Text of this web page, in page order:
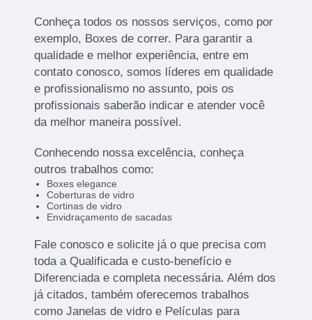
Conheça todos os nossos serviços, como por
exemplo, Boxes de correr. Para garantir a
qualidade e melhor experiência, entre em
contato conosco, somos líderes em qualidade
e profissionalismo no assunto, pois os
profissionais saberão indicar e atender você
da melhor maneira possível.
Conhecendo nossa excelência, conheça
outros trabalhos como:
Boxes elegance
Coberturas de vidro
Cortinas de vidro
Envidraçamento de sacadas
Fale conosco e solicite já o que precisa com
toda a Qualificada e custo-benefício e
Diferenciada e completa necessária. Além dos
já citados, também oferecemos trabalhos
como Janelas de vidro e Películas para